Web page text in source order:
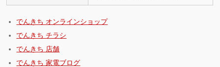
でんきち オンラインショップ
でんきち チラシ
でんきち 店舗
でんきち 家電ブログ